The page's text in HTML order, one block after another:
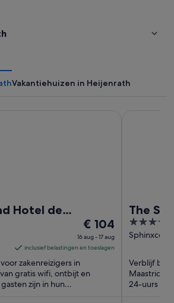
Vakantiehuizen in Heijenrath
Hotel de
De
prijs
is
per
€ 104
16 aug - 17 aug
inclusief belastingen en toeslagen
zakenreizigers in
gratis wifi, ontbijt en
zijn in hun
The
4
out
5
Sphinxcour
Verblijf bij
Maastricht.
24-uurs